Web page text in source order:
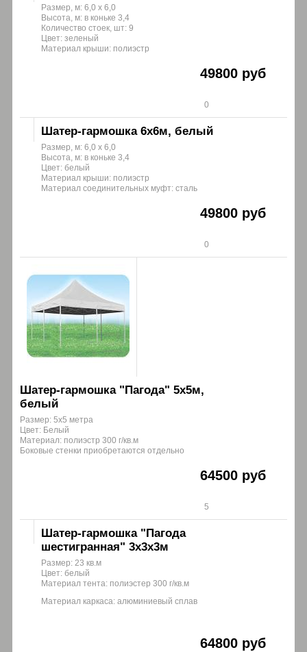
Размер, м: 6,0 х 6,0
Высота, м: в коньке 3,4
Количество стоек, шт: 9
Цвет: зеленый
Материал крыши: полиэстр
49800 руб
0
Шатер-гармошка 6х6м, белый
Размер, м: 6,0 х 6,0
Высота, м: в коньке 3,4
Цвет: белый
Материал крыши: полиэстр
Материал соединительных муфт: сталь
49800 руб
0
Шатер-гармошка "Пагода" 5х5м,
белый
Размер: 5х5 метра
Цвет: Белый
Материал: полиэстр 300 г/кв.м
Боковые стенки приобретаются отдельно
64500 руб
5
Шатер-гармошка "Пагода
шестигранная" 3х3х3м
Размер: 23 кв.м
Цвет: белый
Материал тента: полиэстер 300 г/кв.м
Материал каркаса: алюминиевый сплав
64800 руб